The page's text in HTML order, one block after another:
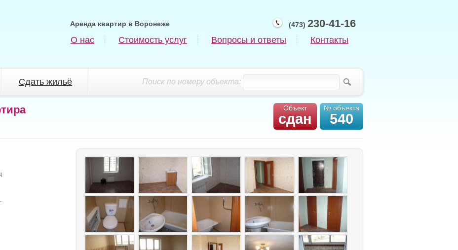
(473) 230-41-16
Аренда квартир в Воронеже
О нас Стоимость услуг Вопросы и ответы Контакты
Поиск по номеру объекта:
Сдать жильё
Объект
сдан
№ объекта
540